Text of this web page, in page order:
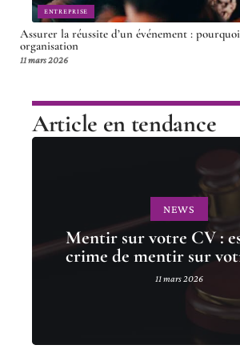
ENTREPRISE
Assurer la réussite d’un événement :
organisation
11 mars 2026
Article en tendance
NEWS
Mentir sur votre CV :
crime de mentir sur
11 mars 2026